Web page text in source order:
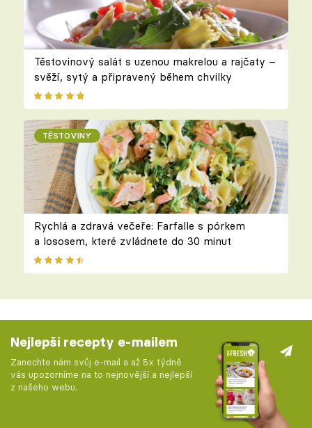
Těstovinový salát s uzenou makrelou a rajčaty –
svěží, sytý a připravený během chvilky
TĚSTOVINY
Rychlá a zdravá večeře: Farfalle s pórkem
a lososem, které zvládnete do 30 minut
Nejlepší recepty e-mailem
Zanechte nám svůj e-mail a až 5x týdně
vás upozorníme na to nejnovější a nejlepší
z našeho webu.